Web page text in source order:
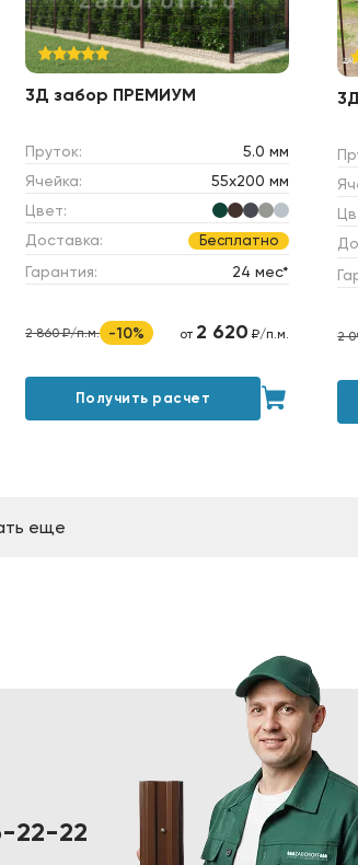
3Д забор ПРЕМИУМ
Пруток:
5.0 мм
Ячейка:
55х200 мм
Цвет:
Доставка:
Бесплатно
Гарантия: 24 мес*
2 860 ₽/п.м. -10% от 2 620 ₽/п.м.
Получить расчет
2
еще
22-22